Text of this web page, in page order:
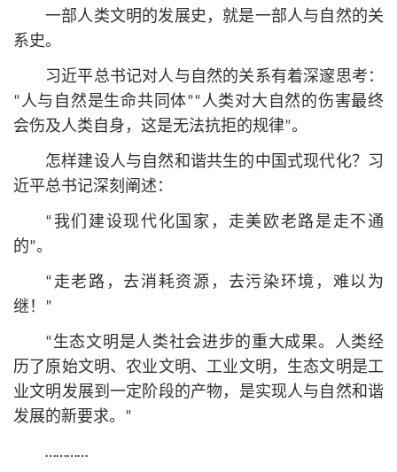
一部人类文明的发展史，就是一部人与自然的关
系史。
习近平总书记对人与自然的关系有着深邃思考：
“人与自然是生命共同体”“人类对大自然的伤害最终
会伤及人类自身，这是无法抗拒的规律”。
怎样建设人与自然和谐共生的中国式现代化？习
近平总书记深刻阐述：
“我们建设现代化国家，走美欧老路是走不通
的”。
“走老路，去消耗资源，去污染环境，难以为
继！”
“生态文明是人类社会进步的重大成果。人类经
历了原始文明、农业文明、工业文明，生态文明是工
业文明发展到一定阶段的产物，是实现人与自然和谐
发展的新要求。”
…………